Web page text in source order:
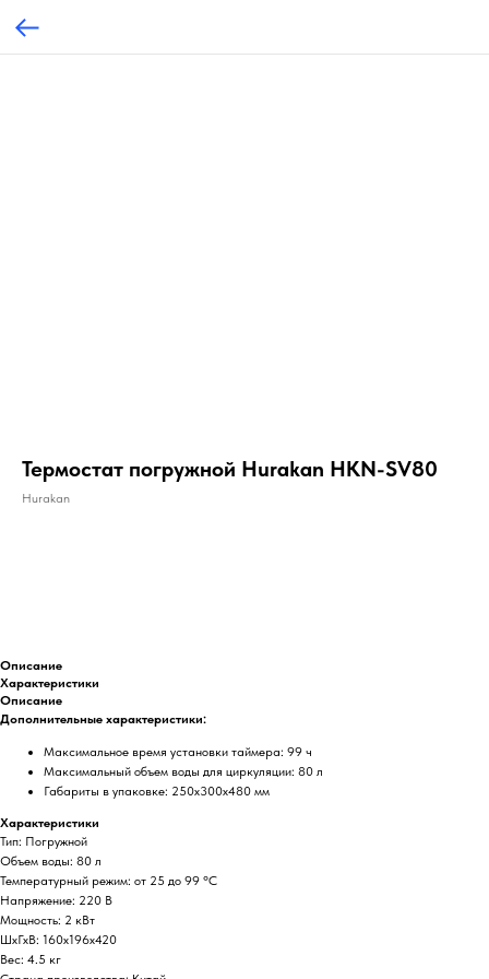
Термостат погружной Hurakan HKN-SV80
Hurakan
Описание
Характеристики
Описание
Дополнительные характеристики:
Максимальное время установки таймера: 99 ч
Максимальный объем воды для циркуляции: 80 л
Габариты в упаковке: 250х300х480 мм
Характеристики
Тип: Погружной
Объем воды: 80 л
Температурный режим: от 25 до 99 °С
Напряжение: 220 В
Мощность: 2 кВт
ШхГхВ: 160х196х420
Вес: 4.5 кг